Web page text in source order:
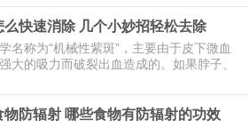
牙齿发育。正常情况下，在两岁以前使用
是没有什么问题的，但注意避免宝宝产生
。
么快速消除 几个小妙招轻松去除
名称为“机械性紫斑”，主要由于皮下微血
大的吸力而破裂出血造成的。如果脖子、
那么，吻痕怎么快速消除呢？1、洗热水
冰敷
物防辐射 哪些食物有防辐射的功效